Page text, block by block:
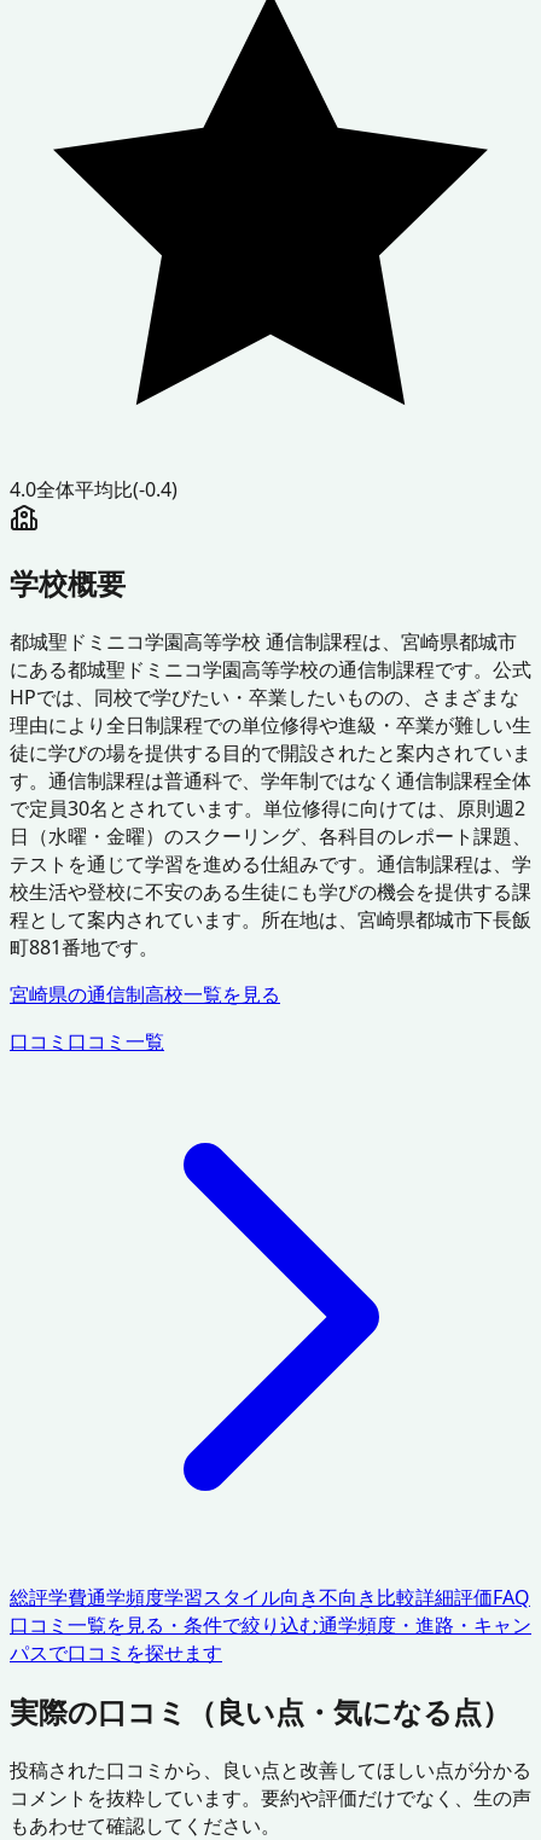
4.0全体平均比(-0.4)
学校概要
都城聖ドミニコ学園高等学校 通信制課程は、宮崎県都城市
にある都城聖ドミニコ学園高等学校の通信制課程です。公式
HPでは、同校で学びたい・卒業したいものの、さまざまな
理由により全日制課程での単位修得や進級・卒業が難しい生
徒に学びの場を提供する目的で開設されたと案内されていま
す。通信制課程は普通科で、学年制ではなく通信制課程全体
で定員30名とされています。単位修得に向けては、原則週2
日（水曜・金曜）のスクーリング、各科目のレポート課題、
テストを通じて学習を進める仕組みです。通信制課程は、学
校生活や登校に不安のある生徒にも学びの機会を提供する課
程として案内されています。所在地は、宮崎県都城市下長飯
町881番地です。
宮崎県の通信制高校一覧を見る
口コミ 口コミ一覧
総評学費通学頻度学習スタイル向き不向き比較詳細評価FAQ
口コミ一覧を見る・条件で絞り込む通学頻度・進路・キャン
パスで口コミを探せます
実際の口コミ（良い点・気になる点）
投稿された口コミから、良い点と改善してほしい点が分かる
コメントを抜粋しています。要約や評価だけでなく、生の声
もあわせて確認してください。